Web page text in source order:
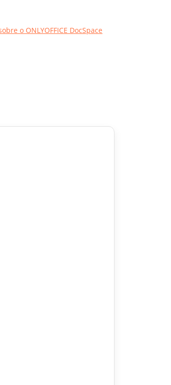
o ONLYOFFICE DocSpace